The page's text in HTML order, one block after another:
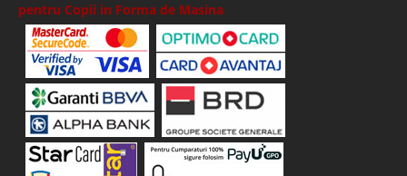
pentru Copii in Forma de Masina